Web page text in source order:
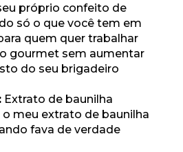
próprio confeito de
só o que você tem em
quem quer trabalhar
gourmet sem aumentar
do seu brigadeiro
Extrato de baunilha
o meu extrato de baunilha
fava de verdade